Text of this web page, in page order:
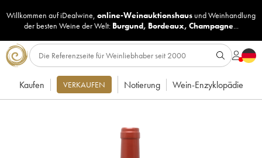
Willkommen auf iDealwine, online-Weinauktionshaus undWeinhandlung
der besten Weine der Welt: Burgund, Bordeaux, Champagne...
Kaufen VERKAUFEN Notierung Wein-Enzyklopädie